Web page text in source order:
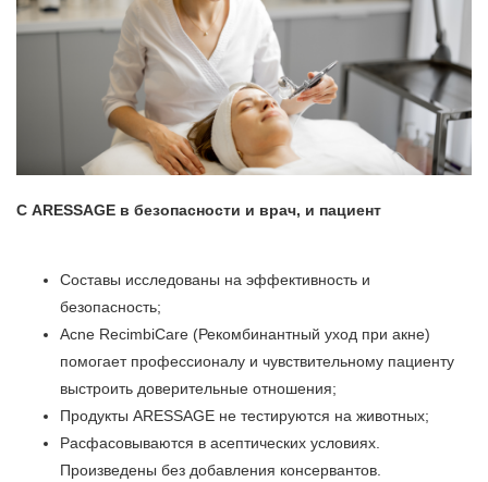
С ARESSAGE в безопасности и врач, и пациент
Составы исследованы на эффективность и
безопасность;
Acne RecimbiCare (Рекомбинантный уход при акне)
помогает профессионалу и чувствительному пациенту
выстроить доверительные отношения;
Продукты ARESSAGE не тестируются на животных;
Расфасовываются в асептических условиях.
Произведены без добавления консервантов.